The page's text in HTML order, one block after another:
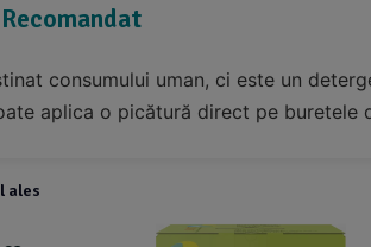
consumului uman, ci este un
aplica o picătură direct pe buretele
ales